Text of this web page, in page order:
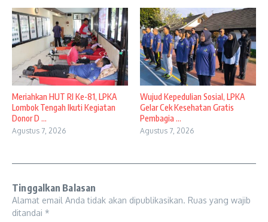
Meriahkan HUT RI Ke-81, LPKA
Lombok Tengah Ikuti Kegiatan
Donor D ...
Agustus 7, 2026
Wujud Kepedulian Sosial, LPKA
Gelar Cek Kesehatan Gratis
Pembagia ...
Agustus 7, 2026
Tinggalkan Balasan
Alamat email Anda tidak akan dipublikasikan. Ruas yang wajib
ditandai *